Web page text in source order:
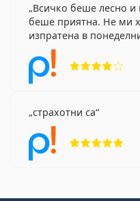
Всичко беше лесно и
беше приятна. Не ми
изпратена в
страхотни са